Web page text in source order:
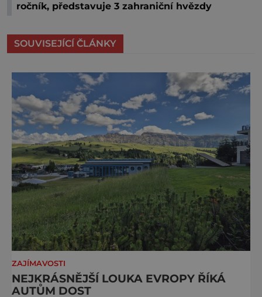
ročník, představuje 3 zahraniční hvězdy
SOUVISEJÍCÍ ČLÁNKY
ZAJÍMAVOSTI
NEJKRÁSNĚJŠÍ LOUKA EVROPY ŘÍKÁ
AUTŮM DOST